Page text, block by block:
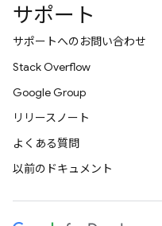
サポート
サポートへのお問い合わせ
Stack Overflow
Google Group
リリースノート
よくある質問
以前のドキュメント